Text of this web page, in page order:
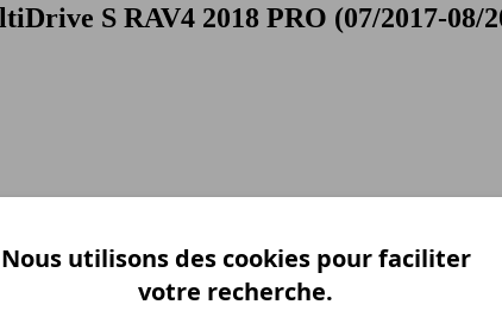
S RAV4 2018 PRO (07/2017-08/
Nous utilisons des cookies pour faciliter
votre recherche.